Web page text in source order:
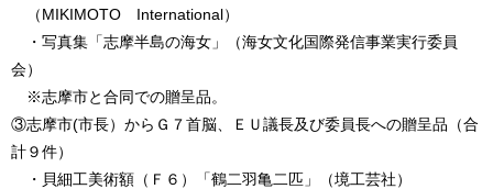
（MIKIMOTO International）
・写真集「志摩半島の海女」（海女文化国際発信事業実行委員
会）
※志摩市と合同での贈呈品。
③志摩市(市長）からＧ７首脳、ＥＵ議長及び委員長への贈呈品（合
計９件）
・貝細工美術額（Ｆ６）「鶴二羽亀二匹」（境工芸社）